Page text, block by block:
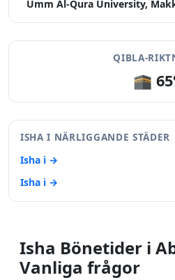
Umm Al-Qura University,
QIBLA-
🕋
ISHA I NÄRLIGGANDE STÄDER
Isha i →
Isha i →
Isha Bönetider i
Vanliga frågor